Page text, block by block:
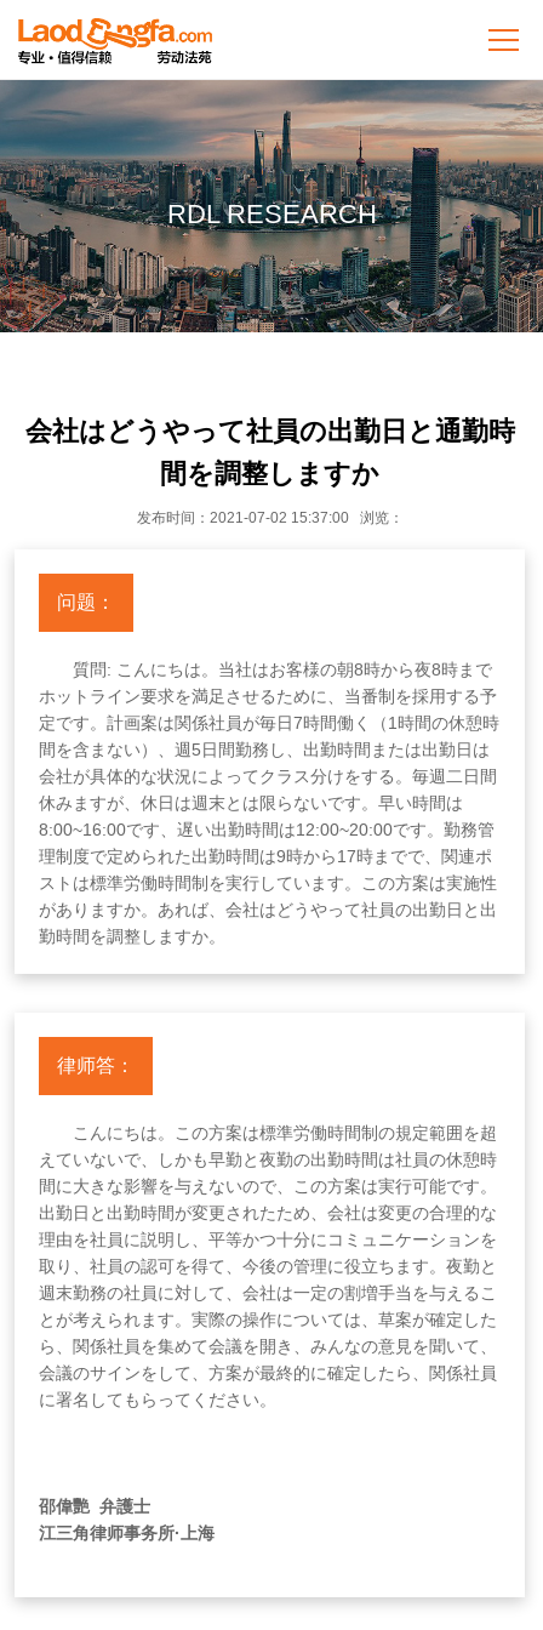
RDL RESEARCH
会社はどうやって社員の出勤日と通勤時
間を調整しますか
发布时间：2021-07-02 15:37:00 浏览：
问题：
質問: こんにちは。当社はお客様の朝8時から夜8時まで
ホットライン要求を満足させるために、当番制を採用する予
定です。計画案は関係社員が毎日7時間働く（1時間の休憩時
間を含まない）、週5日間勤務し、出勤時間または出勤日は
会社が具体的な状況によってクラス分けをする。毎週二日間
休みますが、休日は週末とは限らないです。早い時間は
8:00~16:00です、遅い出勤時間は12:00~20:00です。勤務管
理制度で定められた出勤時間は9時から17時までで、関連ポ
ストは標準労働時間制を実行しています。この方案は実施性
がありますか。あれば、会社はどうやって社員の出勤日と出
勤時間を調整しますか。
律师答：
こんにちは。この方案は標準労働時間制の規定範囲を超
えていないで、しかも早勤と夜勤の出勤時間は社員の休憩時
間に大きな影響を与えないので、この方案は実行可能です。
出勤日と出勤時間が変更されたため、会社は変更の合理的な
理由を社員に説明し、平等かつ十分にコミュニケーションを
取り、社員の認可を得て、今後の管理に役立ちます。夜勤と
週末勤務の社員に対して、会社は一定の割増手当を与えるこ
とが考えられます。実際の操作については、草案が確定した
ら、関係社員を集めて会議を開き、みんなの意見を聞いて、
会議のサインをして、方案が最終的に確定したら、関係社員
に署名してもらってください。
邵偉艷 弁護士
江三角律师事务所·上海